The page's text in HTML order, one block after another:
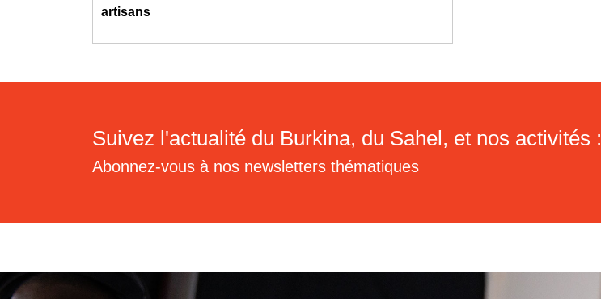
artisans
Suivez l'actualité du Burkina, du Sahel, et nos activités :
Abonnez-vous à nos newsletters thématiques